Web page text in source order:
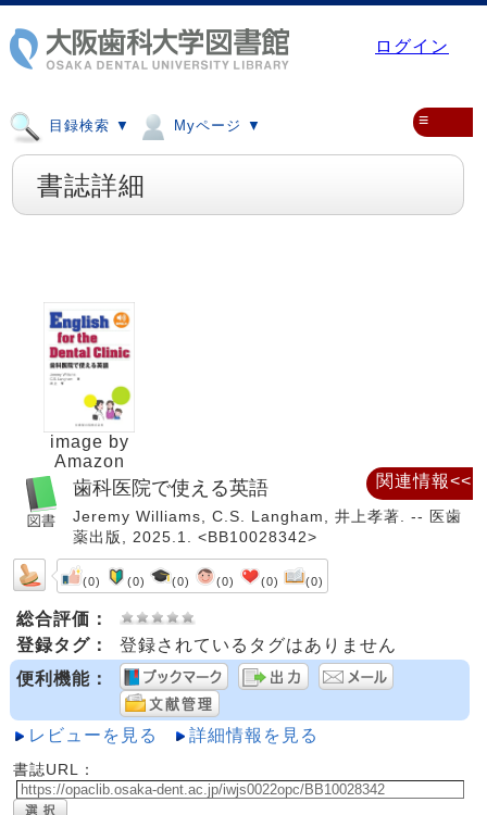
ログイン
目録検索 ▼ Myページ ▼ ≡
書誌詳細
image by
Amazon
歯科医院で使える英語
Jeremy Williams, C.S. Langham, 井上孝著. -- 医歯
薬出版, 2025.1. <BB10028342>
(0) (0) (0) (0) (0) (0)
総合評価：
登録タグ：
登録されているタグはありません
便利機能：
レビューを見る 詳細情報を見る
書誌URL：
関連情報<<